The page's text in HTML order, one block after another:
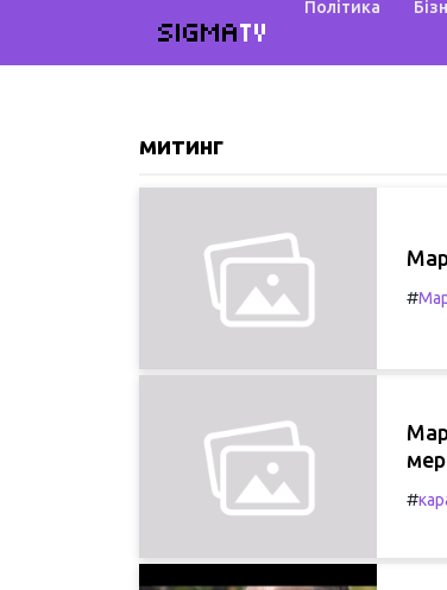
SIGMATV
Політика
митинг
#
#